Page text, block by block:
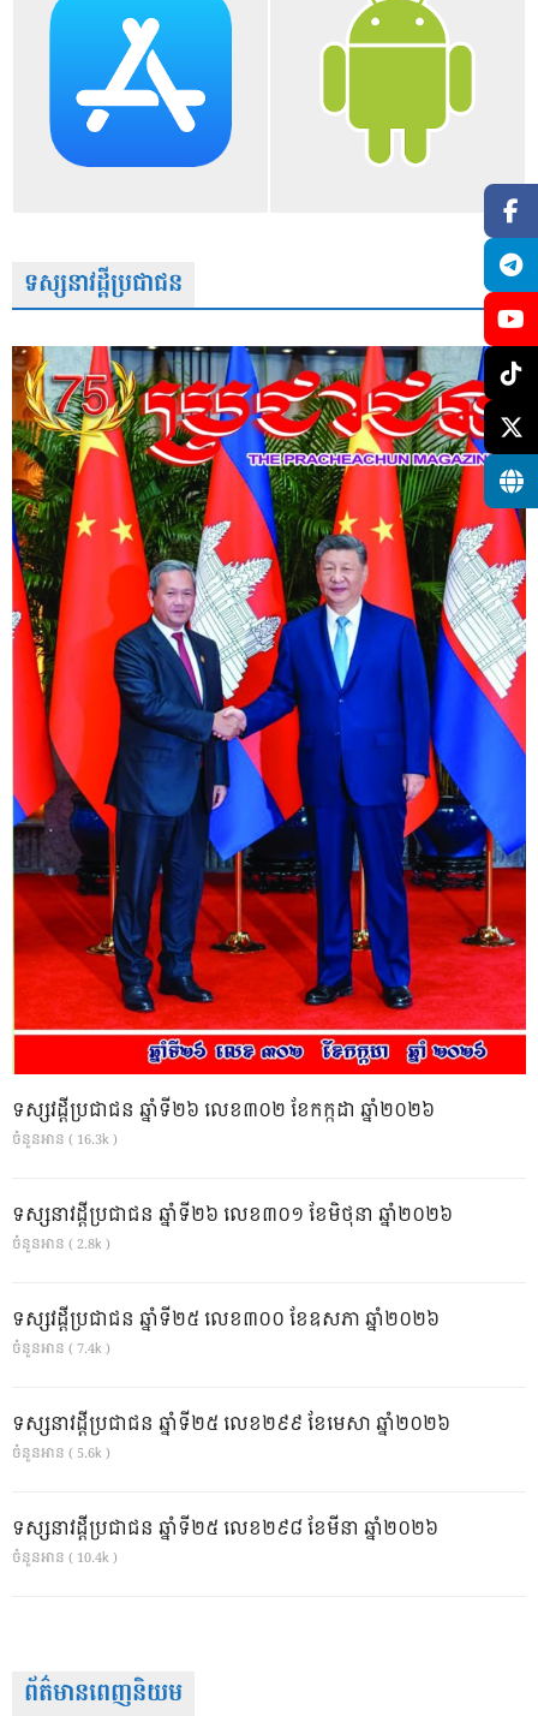
ទស្សនាវដ្តីប្រជាជន
ទស្សវដ្តីប្រជាជន ឆ្នាំទី២៦ លេខ៣០២ ខែកក្កដា ឆ្នាំ២០២៦
ចំនួនអាន ( 16.3k )
ទស្សនាវដ្ដីប្រជាជន ឆ្នាំទី២៦ លេខ៣០១ ខែមិថុនា ឆ្នាំ២០២៦
ចំនួនអាន ( 2.8k )
ទស្សវដ្តីប្រជាជន ឆ្នាំទី២៥ លេខ៣០០ ខែឧសភា ឆ្នាំ២០២៦
ចំនួនអាន ( 7.4k )
ទស្សនាវដ្ដីប្រជាជន ឆ្នាំទី២៥ លេខ២៩៩ ខែមេសា ឆ្នាំ២០២៦
ចំនួនអាន ( 5.6k )
ទស្សនាវដ្ដីប្រជាជន ឆ្នាំទី២៥ លេខ២៩៨ ខែមីនា ឆ្នាំ២០២៦
ចំនួនអាន ( 10.4k )
ព័ត៌មានពេញនិយម